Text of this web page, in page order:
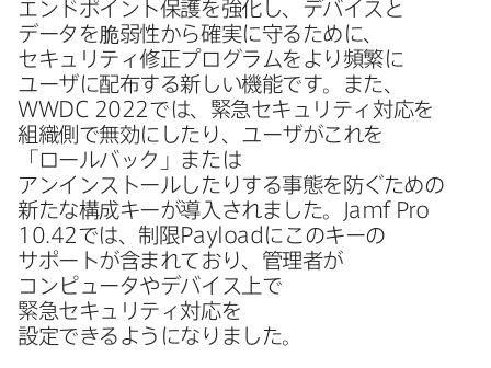
エンドポイント保護を​強化し、​デバイスと​
データを​脆弱性から​確実に​守る​ために、​
セキュリティ修正プログラムを​より​頻繁に​
ユーザに​配布する​新しい​機能です。​また、
WWDC 2022では、​緊急セキュリティ対応を​
組織側で​無効に​したり、​ユーザが​これを​
「ロールバック」または​
アンインストールしたりする​事態を​防ぐ​ための​
新たな​構成キーが​導入されました。
Jamf Pro
10 42では、​制限Payload に​この​キーの​
サポートが​含まれており、​管理者が​
コンピュータや​デバイス上で​
緊急セキュリティ対応を​
設定できるようになりました。